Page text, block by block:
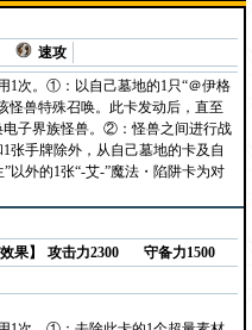
速攻
次。①：以自己墓地的1只“＠伊格
怪兽特殊召唤。此卡发动后，直至
电子界族怪兽。②：怪兽之间进行战
张手牌除外，从自己墓地的卡及自
以外的1张“-艾-”魔法・陷阱卡为对
果】
攻击力2300 守备力1500